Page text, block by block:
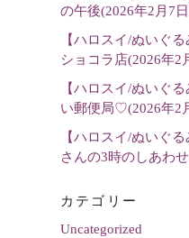
の午後(2026年2月7
【ハロスイ/ぬいぐ
ショコラ店(2026年2
【ハロスイ/ぬいぐ
い郵便局♡(2026年2
【ハロスイ/ぬいぐ
さんの3時のしあわ
カテゴリー
Uncategorized